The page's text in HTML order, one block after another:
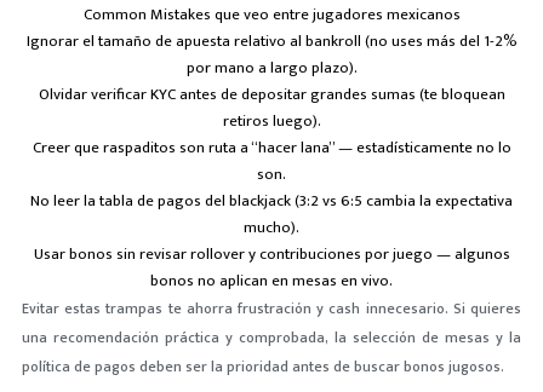
Common Mistakes que veo entre jugadores mexicanos
Ignorar el tamaño de apuesta relativo al bankroll (no uses más del 1-2%
por mano a largo plazo).
Olvidar verificar KYC antes de depositar grandes sumas (te bloquean
retiros luego).
Creer que raspaditos son ruta a “hacer lana” — estadísticamente no lo
son.
No leer la tabla de pagos del blackjack (3:2 vs 6:5 cambia la expectativa
mucho).
Usar bonos sin revisar rollover y contribuciones por juego — algunos
bonos no aplican en mesas en vivo.
Evitar estas trampas te ahorra frustración y cash innecesario. Si quieres
una recomendación práctica y comprobada, la selección de mesas y la
política de pagos deben ser la prioridad antes de buscar bonos jugosos.